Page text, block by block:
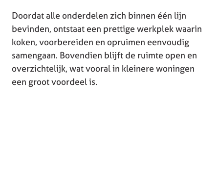
Doordat alle onderdelen zich binnen één lijn
bevinden, ontstaat een prettige werkplek waarin
koken, voorbereiden en opruimen eenvoudig
samengaan. Bovendien blijft de ruimte open en
overzichtelijk, wat vooral in kleinere woningen
een groot voordeel is.